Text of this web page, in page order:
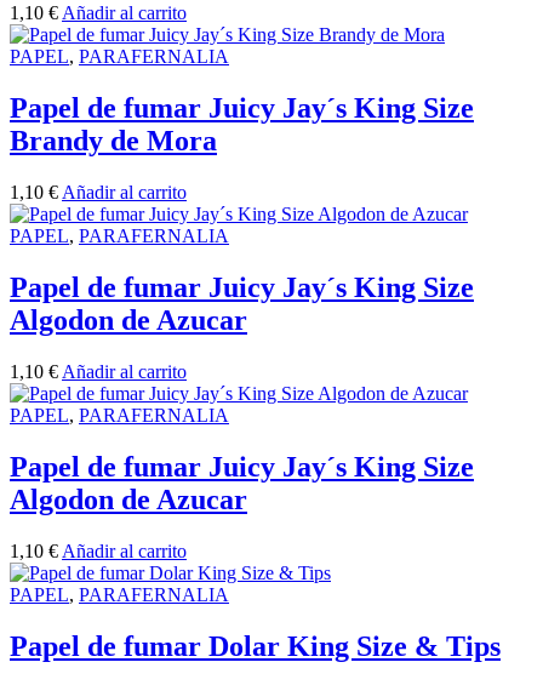
1,10 € Añadir al carrito
PAPEL, PARAFERNALIA
Papel de fumar Juicy Jay´s King Size
Brandy de Mora
1,10 € Añadir al carrito
PAPEL, PARAFERNALIA
Papel de fumar Juicy Jay´s King Size
Algodon de Azucar
1,10 € Añadir al carrito
PAPEL, PARAFERNALIA
Papel de fumar Juicy Jay´s King Size
Algodon de Azucar
1,10 € Añadir al carrito
PAPEL, PARAFERNALIA
Papel de fumar Dolar King Size & Tips